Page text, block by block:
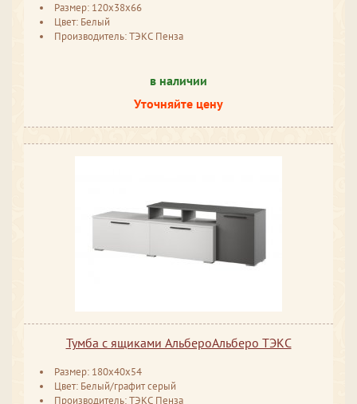
Размер: 120x38x66
Цвет: Белый
Производитель: ТЭКС Пенза
в наличии
Уточняйте цену
Тумба с ящиками АльбероАльберо ТЭКС
Размер: 180x40x54
Цвет: Белый/графит серый
Производитель: ТЭКС Пенза